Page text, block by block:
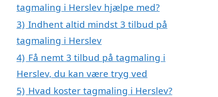
tagmaling i Herslev hjælpe med?
3) Indhent altid mindst 3 tilbud på
tagmaling i Herslev
4) Få nemt 3 tilbud på tagmaling i
Herslev, du kan være tryg ved
5) Hvad koster tagmaling i Herslev?